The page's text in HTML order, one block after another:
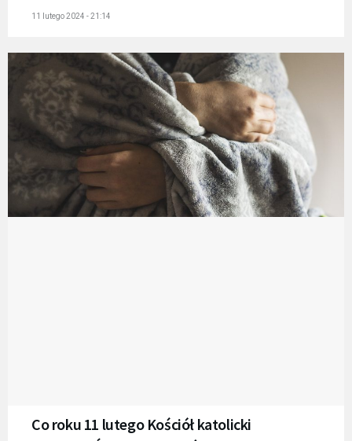
11 lutego 2024 - 21:14
Co roku 11 lutego Kościół katolicki